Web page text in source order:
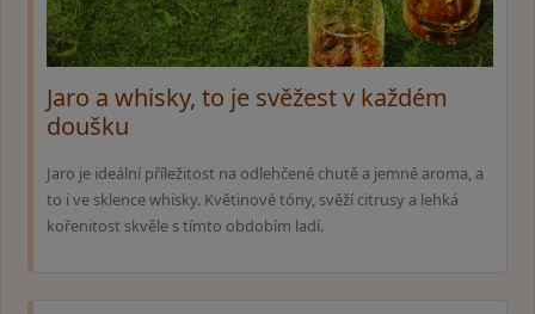
Jaro a whisky, to je svěžest v každém
doušku
Jaro je ideální příležitost na odlehčené chutě a jemné aroma, a
to i ve sklence whisky. Květinové tóny, svěží citrusy a lehká
kořenitost skvěle s tímto obdobím ladí.